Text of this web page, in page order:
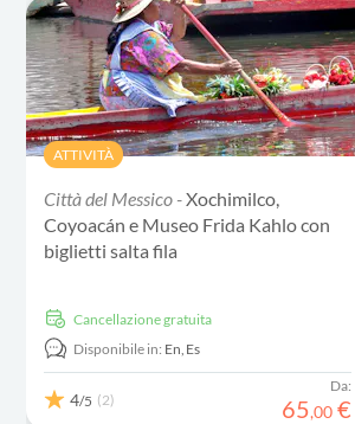
ATTIVITÀ
Città del Messico -Xochimilco,
Coyoacán e Museo Frida Kahlo con
biglietti salta fila
Cancellazione gratuita
Disponibile in: En,Es
4/5 (2)
Da:
65,00 €